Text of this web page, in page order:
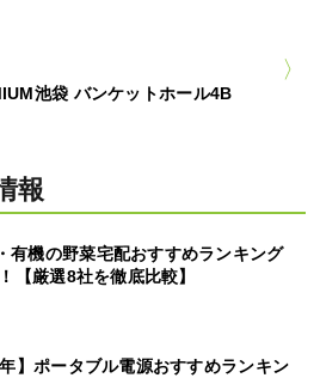
池袋 バンケットホール4B
報
有機の野菜宅配おすすめランキング
【厳選8社を徹底比較】
年】ポータブル電源おすすめランキン